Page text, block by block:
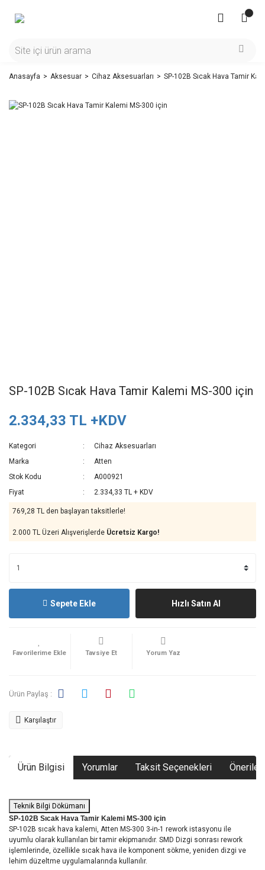
Anasayfa Aksesuar Cihaz Aksesuarları SP-102B Sıcak Hava Tamir
SP-102B Sıcak Hava Tamir Kalemi MS-300 için
2.334,33 TL +KDV
Kategori
Cihaz Aksesuarları
Marka
Atten
Stok Kodu
A000921
Fiyat
2.334,33 TL + KDV
769,28 TL den başlayan taksitlerle!
2.000 TL Üzeri Alışverişlerde Ücretsiz Kargo!
Sepete Ekle Hızlı Satın Al
Tavsiye Et Yorum Yaz
Ürün Paylaş :
Karşılaştır
Ürün Bilgisi Yorumlar Taksit Seçenekleri
Teknik Bilgi Dökümanı
SP-102B Sıcak Hava Tamir Kalemi MS-300 için
SP-102B sıcak hava kalemi, Atten MS-300 3-in-1 rework istasyonu ile
uyumlu olarak kullanılan bir tamir ekipmanıdır. SMD Dizgi sonrası rework
işlemlerinde, özellikle sıcak hava ile komponent sökme, yeniden dizgi ve
lehim düzeltme uygulamalarında kullanılır.